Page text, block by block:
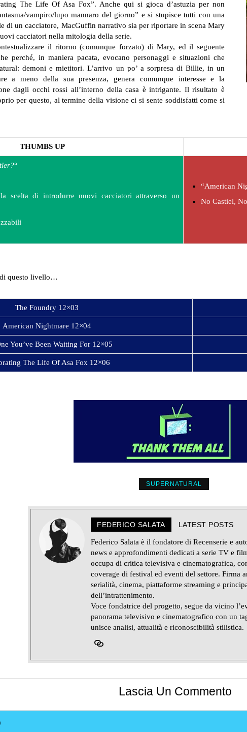
The Life Of Asa Fox”. Anche qui si gioca d’astuzia per non
vampiro/lupo mannaro del giorno” e si stupisce tutti con una
di un cacciatore, MacGuffin narrativo sia per riportare in scena Mary
cacciatori nella mitologia della serie.
il ritorno (comunque forzato) di Mary, ed il seguente
perché, in maniera pacata, evocano personaggi e situazioni che
demoni e mietitori. L’arrivo un po’ a sorpresa di Billie, in un
a meno della sua presenza, genera comunque interesse e la
dagli occhi rossi all’interno della casa è intrigante. Il risultato è
per questo, al termine della visione ci si sente soddisfatti come si
THUMBS UP
“
scelta di introdurre nuovi cacciatori attraverso un
“American
No Castiel,
questo livello…
The Foundry 12×03
American Nightmare 12×04
You’ve Been Waiting For 12×05
The Life Of Asa Fox 12×06
SUPERNATURAL
FEDERICO SALATA LATEST POSTS
Federico Salata è il fondatore di Recenserie e
news e approfondimenti dedicati a serie TV e
occupa di critica televisiva e cinematografica,
coverage di festival ed eventi del settore. Firma
serialità, cinema, piattaforme streaming e
dell’intrattenimento.
Voce fondatrice del progetto, segue da vicino
panorama televisivo e cinematografico con un
unisce analisi, attualità e riconoscibilità stilistica.
Lascia Un Commento